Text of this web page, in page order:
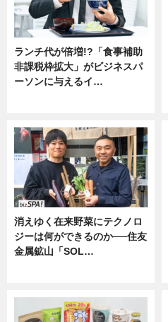
ランチ代が倍増!?「食事補助
非課税枠拡大」がビジネスパ
ーソンに与えるイ…
消えゆく在来野菜にテクノロ
ジーは何ができるのか──住友
金属鉱山「SOL…